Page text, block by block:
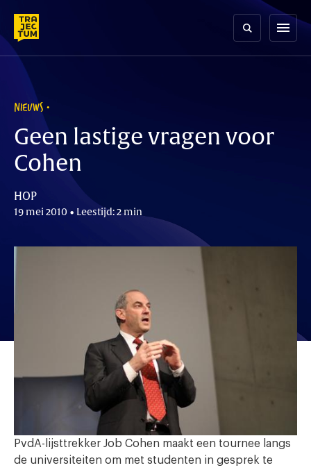
content
menu
NIEUWS
Geen lastige vragen voor
Cohen
HOP
19 mei 2010 • Leestijd: 2 min
PvdA-lijsttrekker Job Cohen maakt een tournee langs
de universiteiten om met studenten in gesprek te